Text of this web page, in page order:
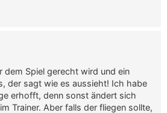
dem Spiel gerecht wird und ein
der sagt wie es aussieht! Ich habe
erhofft, denn sonst ändert sich
Trainer. Aber falls der fliegen sollte,